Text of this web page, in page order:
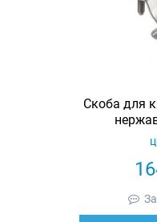
Скоба для